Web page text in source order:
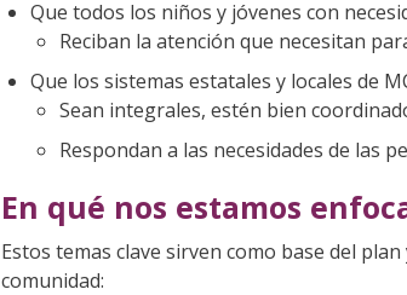
Que todos los niños y jóvenes con
Reciban la atención que necesitan
Que los sistemas estatales y locales de
Sean integrales, estén bien
Respondan a las necesidades de las
En qué nos estamos
Estos temas clave sirven como base del
comunidad: